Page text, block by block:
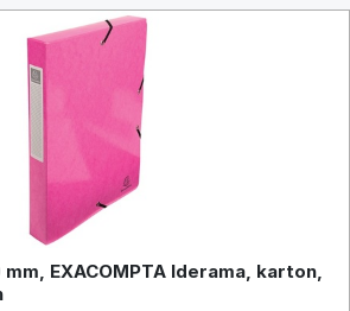
EXACOMPTA Iderama, karton,